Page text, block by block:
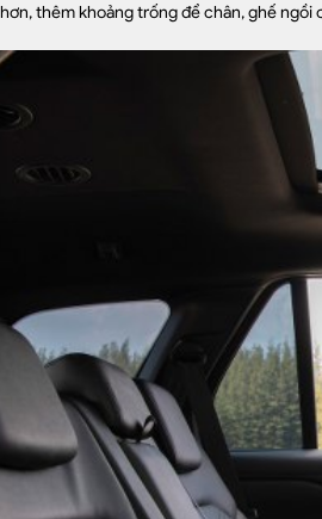
thêm khoảng trống để chân, ghế ngồi